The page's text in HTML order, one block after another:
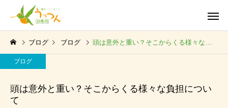
ブログ ブログ 頭は意外と重い？そこからくる様々な負担について
ブログ
頭は意外と重い？そこからくる様々な負担につい
て